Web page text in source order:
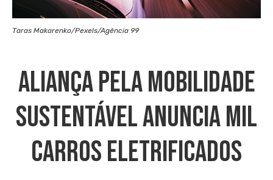
Taras Makarenko/Pexels/Agência 99
Aliança Pela Mobilidade
Sustentável Anuncia Mil
Carros Eletrificados